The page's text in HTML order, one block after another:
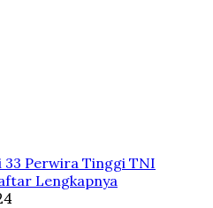
33 Perwira Tinggi TNI
Lengkapnya